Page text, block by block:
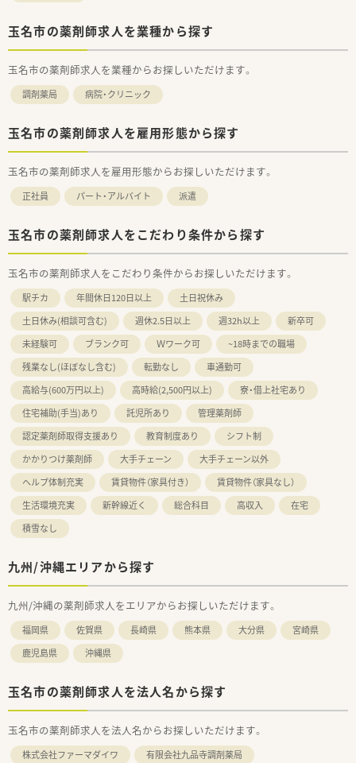
玉名市の薬剤師求人を業種から探す
玉名市の薬剤師求人を業種からお探しいただけます。
調剤薬局 病院・クリニック
玉名市の薬剤師求人を雇用形態から探す
玉名市の薬剤師求人を雇用形態からお探しいただけます。
正社員 パート・アルバイト 派遣
玉名市の薬剤師求人をこだわり条件から探す
玉名市の薬剤師求人をこだわり条件からお探しいただけます。
駅チカ 年間休日120日以上
土日祝休み
土日休み(相談可含む)
週休2.5日以上 週32h以上
新卒可
未経験可
ブランク可 Ｗワーク可
~18時までの職場
残業なし(ほぼなし含む)
転勤なし
車通勤可
高給与(600万円以上)
高時給(2,500円以上)
寮・借上社宅あり
住宅補助(手当)あり
託児所あり
管理薬剤師
認定薬剤師取得支援あり
教育制度あり
シフト制
かかりつけ薬剤師
大手チェーン
大手チェーン以外
ヘルプ体制充実
賃貸物件（家具付き）
賃貸物件（家具なし）
生活環境充実
新幹線近く 総合科目 高収入
在宅
積雪なし
九州/沖縄エリアから探す
九州/沖縄の薬剤師求人をエリアからお探しいただけます。
福岡県 佐賀県 長崎県 熊本県 大分県
宮崎県
鹿児島県
沖縄県
玉名市の薬剤師求人を法人名から探す
玉名市の薬剤師求人を法人名からお探しいただけます。
株式会社ファーマダイワ
有限会社九品寺調剤薬局